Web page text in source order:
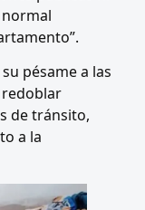
pésame a las
redoblar
de tránsito,
a la